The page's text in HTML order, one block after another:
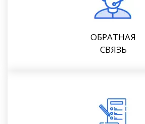
ОБРАТНАЯ
СВЯЗЬ